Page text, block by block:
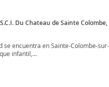
Du Chateau de Sainte Colombe,
se encuentra en Sainte-Colombe-
infantil,...